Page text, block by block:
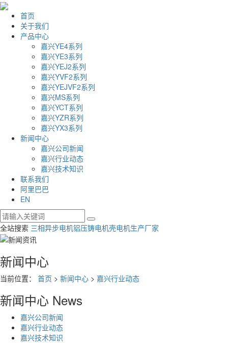
首页
关于我们
产品中心
嘉兴YE4系列
嘉兴YE3系列
嘉兴YEJ2系列
嘉兴YVF2系列
嘉兴YEJVF2系列
嘉兴MS系列
嘉兴YCT系列
嘉兴YZR系列
嘉兴YX3系列
新闻中心
嘉兴公司新闻
嘉兴行业动态
嘉兴技术知识
联系我们
阿里巴巴
EN
全站搜索 三相异步电机铝压铸电机壳电机生产厂家
新闻中心
当前位置： 首页 > 新闻中心 > 嘉兴行业动态
新闻中心 News
嘉兴公司新闻
嘉兴行业动态
嘉兴技术知识